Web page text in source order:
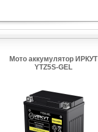
Мото аккумулятор ИРКУТ
YTZ5S-GEL